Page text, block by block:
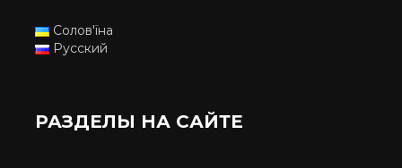
Солов'їна
Русский
РАЗДЕЛЫ НА САЙТЕ